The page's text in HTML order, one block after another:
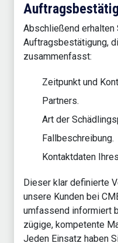
Abschließend erhalten
Auftragsbestätigung,
zusammenfasst:
Zeitpunkt und
Partners.
Art der
Fallbeschreibung.
Kontaktdaten
Dieser klar definierte
unsere Kunden bei
umfassend informiert
zügige, kompetente
Jeden Einsatz haben